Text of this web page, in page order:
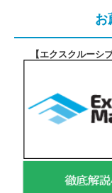
お
【エクスクルーシ